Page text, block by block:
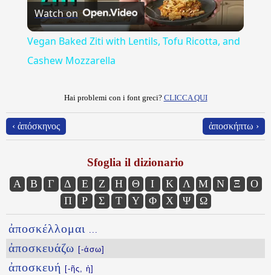
Video
Watch on
Vegan Baked Ziti with Lentils, Tofu Ricotta, and
Cashew Mozzarella
Hai problemi con i font greci? CLICCA QUI
‹ ἀπόσκηνος ἀποσκήπτω ›
Sfoglia il dizionario
Α Β Γ Δ Ε Ζ Η Θ Ι Κ Λ Μ Ν Ξ
Ο
Π
Ρ Σ Τ Υ Φ Χ Ψ Ω
ἀποσκέλλομαι ...
ἀποσκευάζω [-άσω]
ἀποσκευή [-ῆς, ἡ]